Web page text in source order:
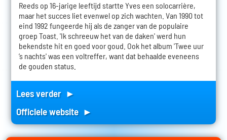
Reeds op 16-jarige leeftijd startte Yves een solocarrière,
maar het succes liet evenwel op zich wachten. Van 1990 tot
eind 1992 fungeerde hij als de zanger van de populaire
groep Toast. 'Ik schreeuw het van de daken' werd hun
bekendste hit en goed voor goud. Ook het album 'Twee uur
’s nachts' was een voltreffer, want dat behaalde eveneens
de gouden status.
Lees verder ►
Officiele website ►